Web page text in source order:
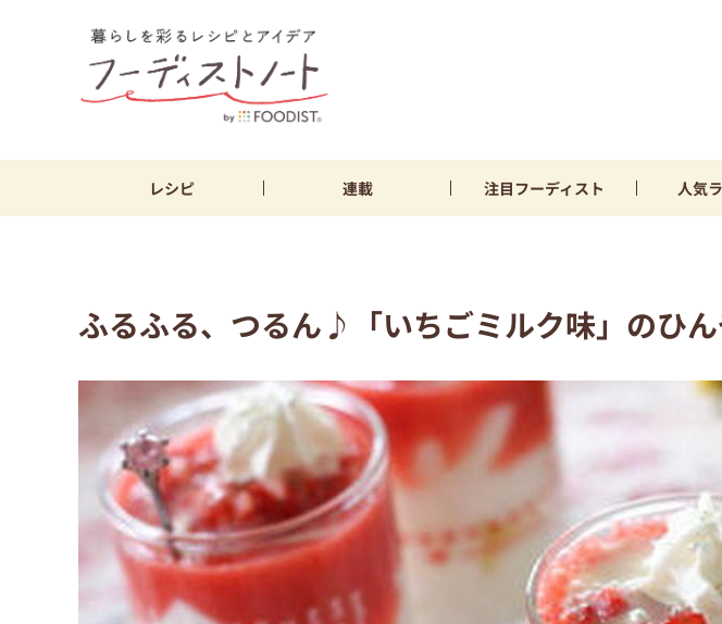
レシピ 連載 注目フーディスト 人気
ふるふる、つるん♪「いちごミルク味」のひ